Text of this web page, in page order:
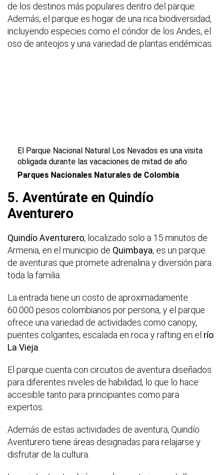
de los destinos más populares dentro del parque.
Además, el parque es hogar de una rica biodiversidad,
incluyendo especies como el cóndor de los Andes, el
oso de anteojos y una variedad de plantas endémicas.
El Parque Nacional Natural Los Nevados es una visita
obligada durante las vacaciones de mitad de año.
Parques Nacionales Naturales de Colombia
5. Aventúrate en Quindío
Aventurero
Quindío Aventurero, localizado solo a 15 minutos de
Armenia, en el municipio de Quimbaya, es un parque
de aventuras que promete adrenalina y diversión para
toda la familia.
La entrada tiene un costo de aproximadamente
60.000 pesos colombianos por persona, y el parque
ofrece una variedad de actividades como canopy,
puentes colgantes, escalada en roca y rafting en el río
La Vieja
El parque cuenta con circuitos de aventura diseñados
para diferentes niveles de habilidad, lo que lo hace
accesible tanto para principiantes como para
expertos.
Además de estas actividades de aventura, Quindío
Aventurero tiene áreas designadas para relajarse y
disfrutar de la cultura.